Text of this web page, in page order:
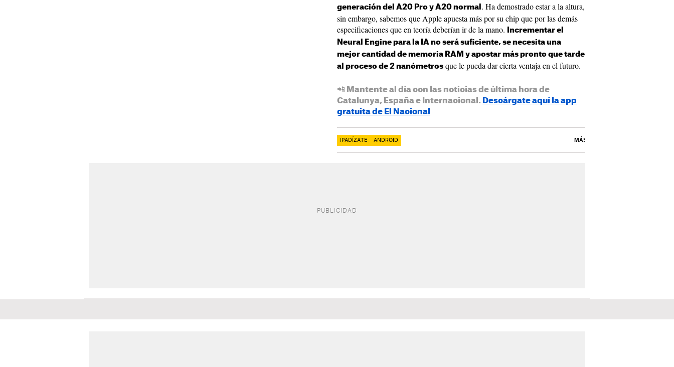
generación del A20 Pro y A20 normal . Ha demostrado estar a la altura,
sin embargo, sabemos que Apple apuesta más por su chip que por las demás
especificaciones que en teoría deberían ir de la mano.
Incrementar el
Neural Engine para la IA no será suficiente, se necesita una
mejor cantidad de memoria RAM y apostar más pronto que tarde
al proceso de 2 nanómetros que le pueda dar cierta ventaja en el futuro.
📲 Mantente al día con las noticias de última hora de
Catalunya, España e Internacional. Descárgate aquí la app
gratuita de El Nacional
IPADÍZATE ANDROID MÁS